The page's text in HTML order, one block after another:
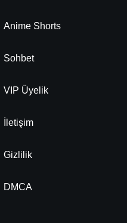
Anime Shorts
Sohbet
VIP Üyelik
İletişim
Gizlilik
DMCA